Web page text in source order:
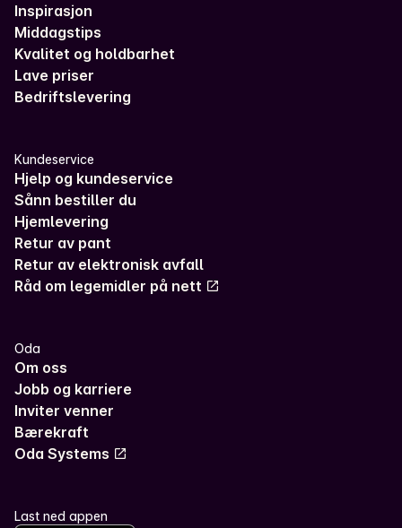
Inspirasjon
Middagstips
Kvalitet og holdbarhet
Lave priser
Bedriftslevering
Kundeservice
Hjelp og kundeservice
Sånn bestiller du
Hjemlevering
Retur av pant
Retur av elektronisk avfall
Råd om legemidler på nett
Oda
Om oss
Jobb og karriere
Inviter venner
Bærekraft
Oda Systems
Last ned appen